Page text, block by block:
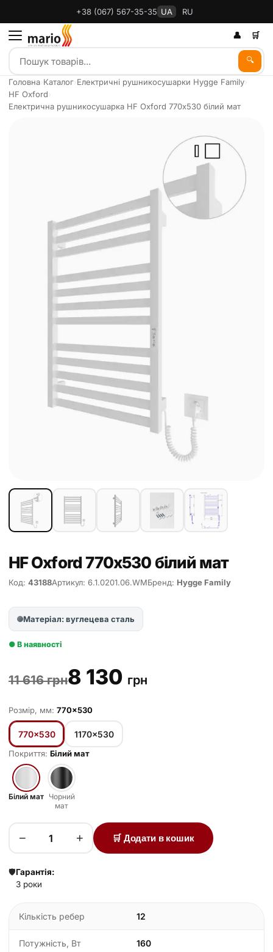
+38 (067) 567-35-35 UA RU
🔍
👤 🛒
Головна Каталог Електричні рушникосушарки Hygge Family
HF Oxford
Електрична рушникосушарка HF Oxford 770х530 білий мат
HF Oxford 770х530 білий мат
Код: 43188Артикул: 6.1.0201.06.WMБренд: Hygge Family
Матеріал: вуглецева сталь
● В наявності
11 616 грн8 130 грн
Розмір, мм: 770×530
770×530 1170×530
Покриття: Білий мат
Білий мат Чорний
мат
− + 🛒 Додати в кошик
🛡️Гарантія:
3 роки
Кількість ребер 12
Потужність, Вт 160